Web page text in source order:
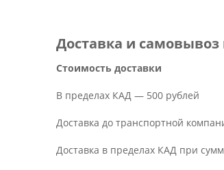
Доставка и самовывоз
Стоимость доставки
В пределах КАД — 500 рублей
Доставка до транспортной
Доставка в пределах КАД при